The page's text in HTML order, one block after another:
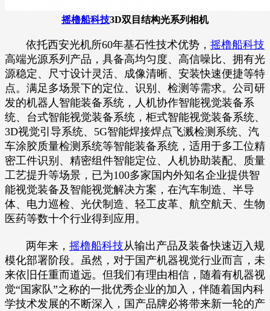
摇橹船科技3D双目结构光系列相机
依托西安光机所60年基石性技术优势， 摇橹船科技
高端光源系列产品，具备高均匀度、高信噪比、拥有光
源稳定、尺寸设计灵活、成像清晰、安装快速便捷等特
点。满足多场景下的定位、识别、检测等需求。公司研
发的机器人智能装备系统，人机协作智能视觉装备系
统、台式智能视觉装备系统，柜式智能视觉装备系统、
3D视觉引导系统、5G智能焊接焊点飞溅检测系统、汽
车涂胶质量检测系统等智能装备系统，适用于多工位精
密工件识别、精密组件智能定位、人机协助装配、质量
工艺提升等场景，已为100多家国内外知名企业提供智
能视觉装备及智能视觉解决方案，在汽车制造、半导
体、电力巡检、光伏制造、轻工皮革、航空航天、生物
医药等数十个行业得到应用。
两年来， 摇橹船科技从输出产品及装备快速迈入规
模化部署阶段。虽然，对于国产机器视觉行业而言，未
来依旧任重而道远。但我们有理由相信，随着有机器视
觉“国家队”之称的一批优秀企业的加入，伴随着国内科
学技术发展的不断深入，国产品牌必将带来新一轮的产